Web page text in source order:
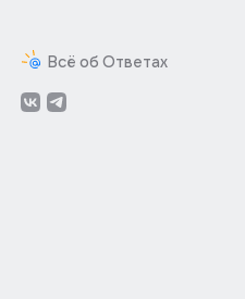
Всё об Ответах